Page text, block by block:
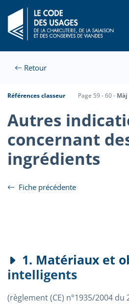
Retour
Références classeur Page 59 - 60 - Màj
Autres
concernant
ingrédients
Fiche précédente
1. Matériaux et
intelligents
(règlement (CE) n°1935/2004 du